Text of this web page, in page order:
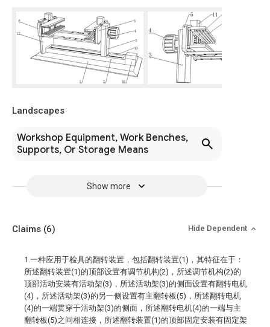
Landscapes
Workshop Equipment, Work Benches,
Supports, Or Storage Means
Show more
Claims (6) Hide Dependent
1.一种应用于检具的翻转装置，包括翻转装置(1)，其特征在于：
所述翻转装置(1)的顶部设置有调节机构(2)，所述调节机构(2)的
顶部活动安装有活动架(3)，所述活动架(3)的侧面设置有翻转电机
(4)，所述活动架(3)的另一侧设置有主翻转板(5)，所述翻转电机
(4)的一端贯穿于活动架(3)的侧面，所述翻转电机(4)的一端与主
翻转板(5)之间相连接，所述翻转装置(1)的顶部固定安装有固定架